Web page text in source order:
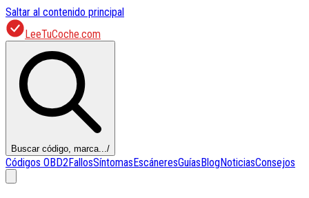
Saltar al contenido principal
LeeTuCoche.com
Buscar código, marca.../
Códigos OBD2FallosSíntomasEscáneresGuíasBlogNoticiasConsejos